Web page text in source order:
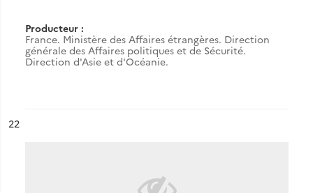
Producteur :
France. Ministère des Affaires étrangères. Direction
générale des Affaires politiques et de Sécurité.
Direction d'Asie et d'Océanie.
n°
22